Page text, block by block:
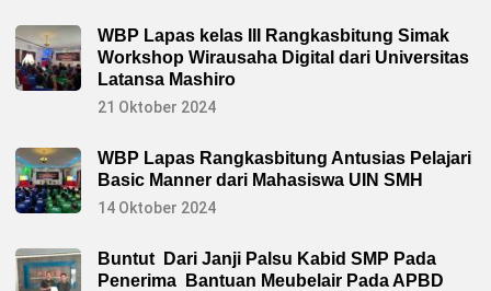
WBP Lapas kelas III Rangkasbitung Simak
Workshop Wirausaha Digital dari Universitas
Latansa Mashiro
21 Oktober 2024
WBP Lapas Rangkasbitung Antusias Pelajari
Basic Manner dari Mahasiswa UIN SMH
14 Oktober 2024
Buntut Dari Janji Palsu Kabid SMP Pada
Penerima Bantuan Meubelair Pada APBD